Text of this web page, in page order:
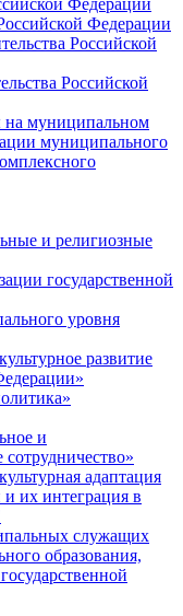
Федерации
Федерации
Российской
Российской
на муниципальном
муниципального
и религиозные
государственной
уровня
развитие
и
адаптация
их интеграция в
служащих
образования,